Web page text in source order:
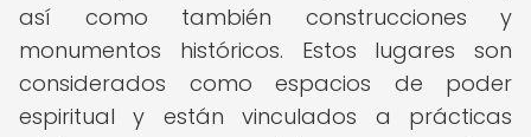
así como también construcciones y
monumentos históricos. Estos lugares son
considerados como espacios de poder
espiritual y están vinculados a prácticas